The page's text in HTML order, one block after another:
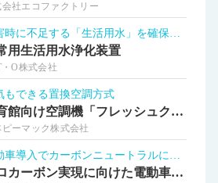
会社エコファクトリー
災害時に不足する「生活用水」を確保する
用生活用水浄化装置
・O株式会社
もできる置換空調方式
体育館向け空調機「フレッシュクール®」
ピーマック株式会社
電動車導入でカーボンニュートラルに貢献！
ゼロカーボン実現に向けた電動車導入①